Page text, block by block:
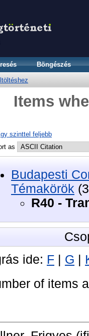
Böngészés
Items
szinttel feljebb
as
Budapesti
Témakörök
R40 -
ide: F G
of items